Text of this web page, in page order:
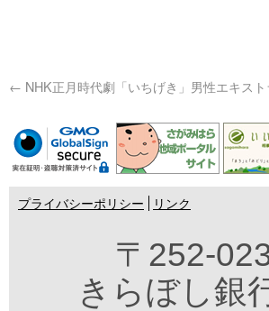
← NHK正月時代劇「いちげき」男性エキス
プライバシーポリシー リンク
〒252-
きらぼし銀